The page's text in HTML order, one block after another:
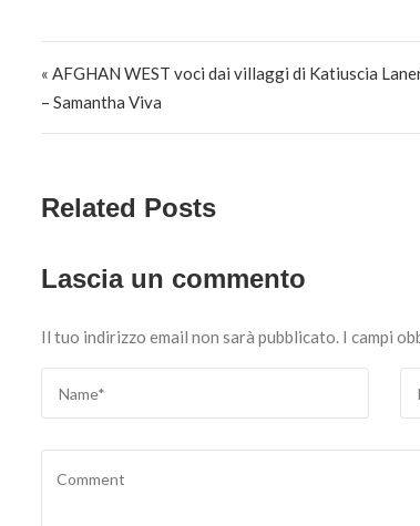
Navigazione articoli
« AFGHAN WEST voci dai villaggi di Katiuscia
– Samantha Viva
Related Posts
Lascia un commento
Il tuo indirizzo email non sarà pubblicato. I campi